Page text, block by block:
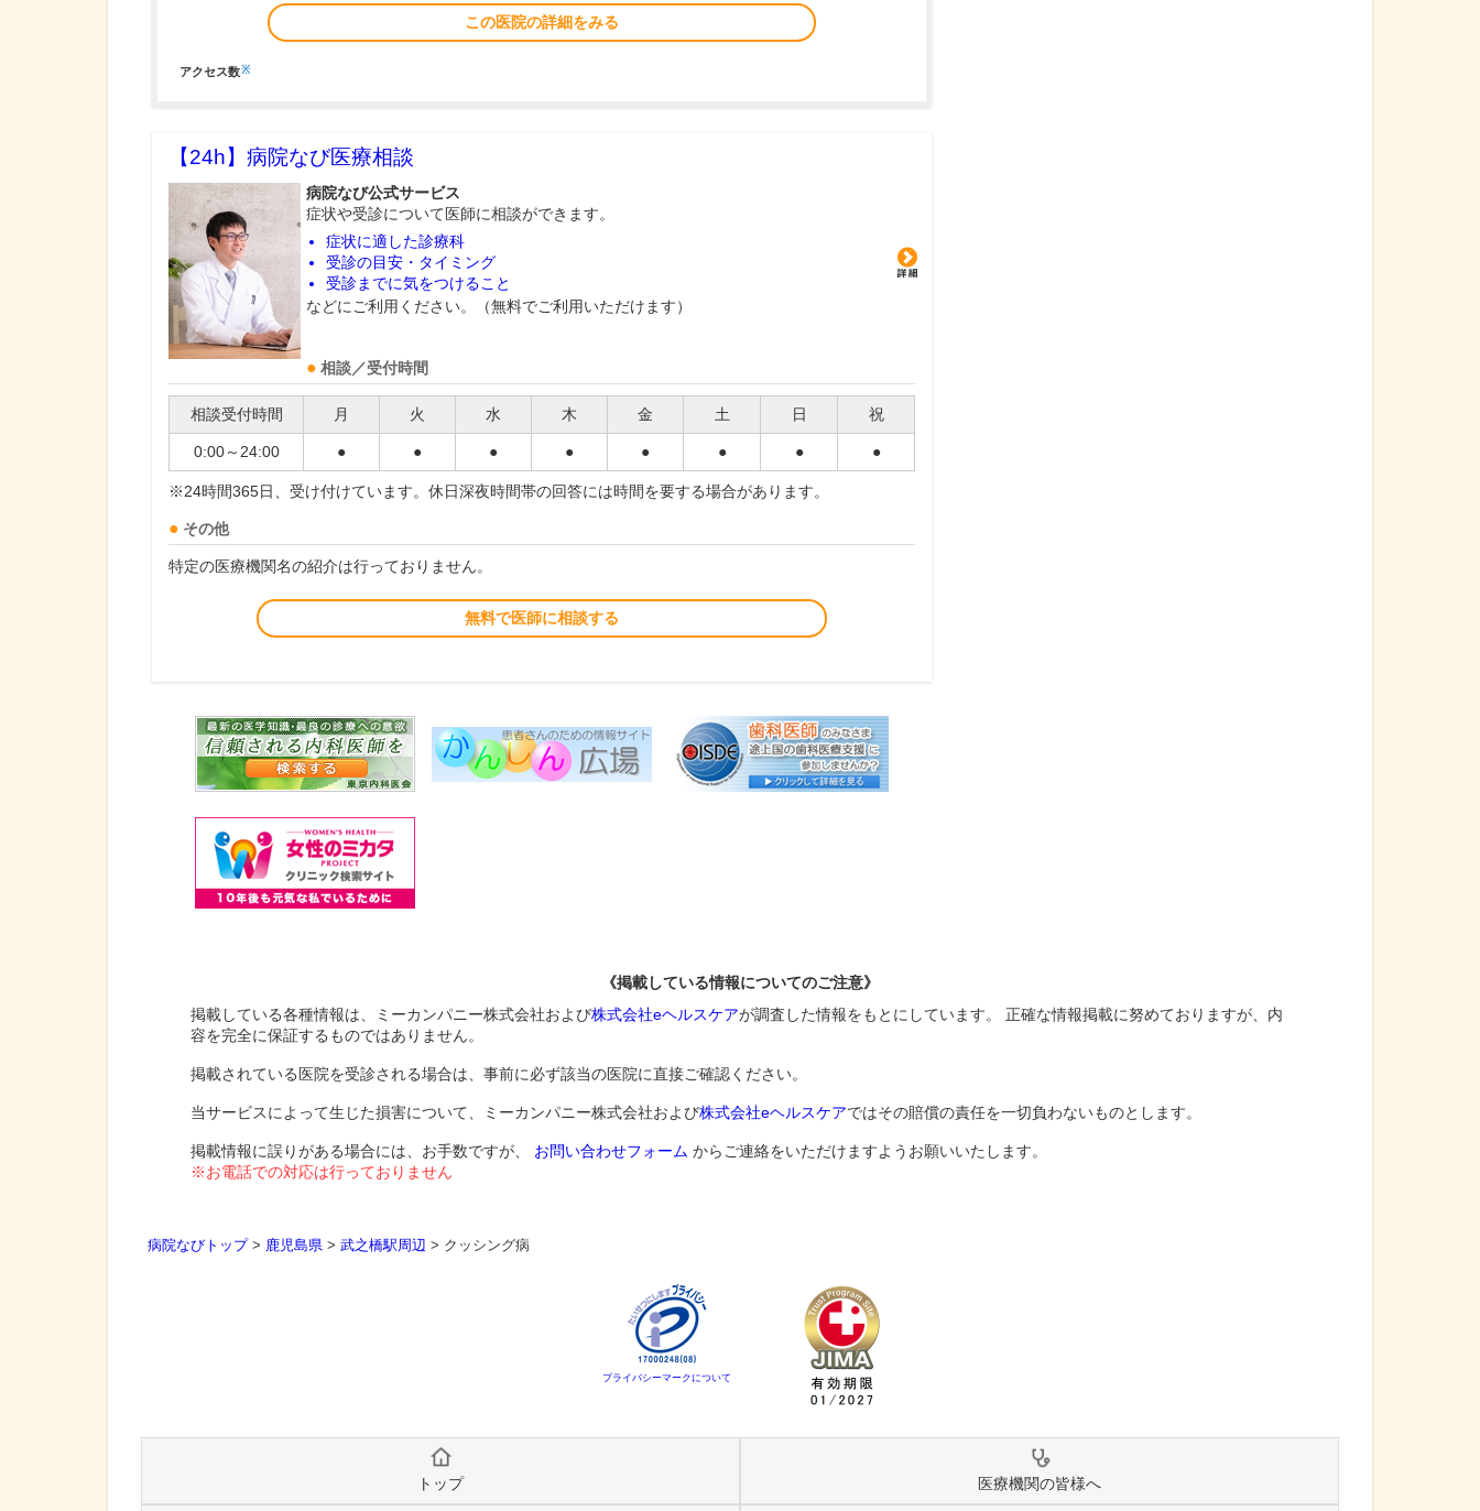
この医院の詳細をみる
アクセス数※
【24h】 病院なび医療相談
病院なび公式サービス
症状や受診について医師に相談ができます。
症状に適した診療科
受診の目安・タイミング
受診までに気をつけること
などにご利用ください。（無料でご利用いただけます）
相談／受付時間
相談受付時間 月 火 水 木 金 土 日 祝
0:00～24:00 ● ● ● ● ● ● ● ●
※24時間365日、受け付けています。休日深夜時間帯の回答には時間を要する場合があります。
その他
特定の医療機関名の紹介は行っておりません。
無料で医師に相談する
《掲載している情報についてのご注意》
掲載している各種情報は、ミーカンパニー株式会社および株式会社eヘルスケアが調査した情報をもとにしています。 正確な情報掲載に努めておりますが、内
容を完全に保証するものではありません。
掲載されている医院を受診される場合は、事前に必ず該当の医院に直接ご確認ください。
当サービスによって生じた損害について、ミーカンパニー株式会社および株式会社eヘルスケアではその賠償の責任を一切負わないものとします。
掲載情報に誤りがある場合には、お手数ですが、 お問い合わせフォーム からご連絡をいただけますようお願いいたします。
※お電話での対応は行っておりません
病院なびトップ> 鹿児島県 > 武之橋駅周辺 > クッシング病
プライバシーマークについて
トップ 医療機関の皆様へ